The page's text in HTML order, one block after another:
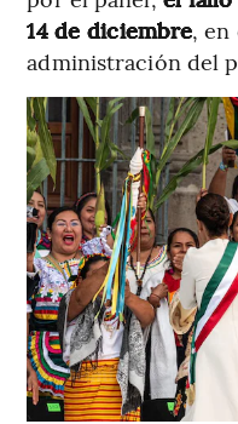
14 de diciembre, en
administración del